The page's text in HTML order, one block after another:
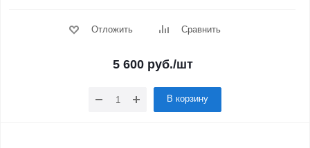
Отложить Сравнить
5 600руб./шт
В корзину